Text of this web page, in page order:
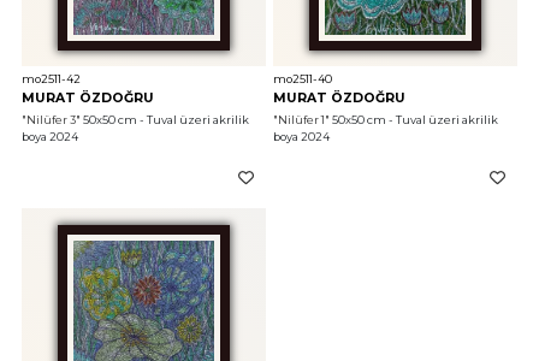
mo2511-42
MURAT ÖZDOĞRU
"Nilüfer 3" 50x50 cm - Tuval üzeri akrilik
boya 2024
mo2511-40
MURAT ÖZDOĞRU
"Nilüfer 1" 50x50 cm - Tuval üzeri akrilik
boya 2024